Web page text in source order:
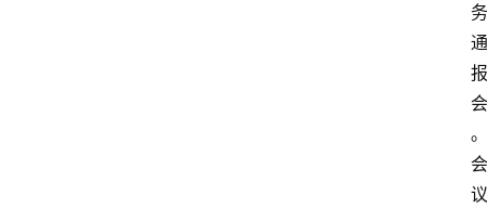
务
通
报
会
。
会
议